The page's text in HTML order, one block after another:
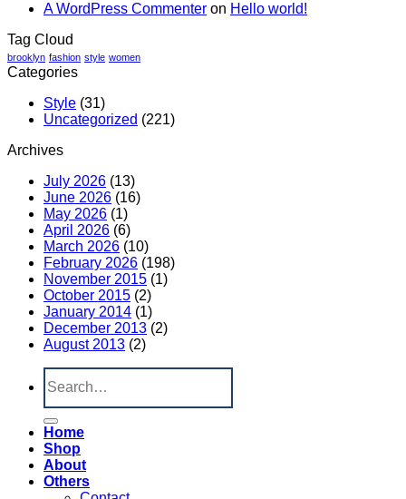
A WordPress Commenter on Hello world!
Tag Cloud
brooklyn fashion style women
Categories
Style (31)
Uncategorized (221)
Archives
July 2026 (13)
June 2026 (16)
May 2026 (1)
April 2026 (6)
March 2026 (10)
February 2026 (198)
November 2015 (1)
October 2015 (2)
January 2014 (1)
December 2013 (2)
August 2013 (2)
Search
for:
Home
Shop
About
Others